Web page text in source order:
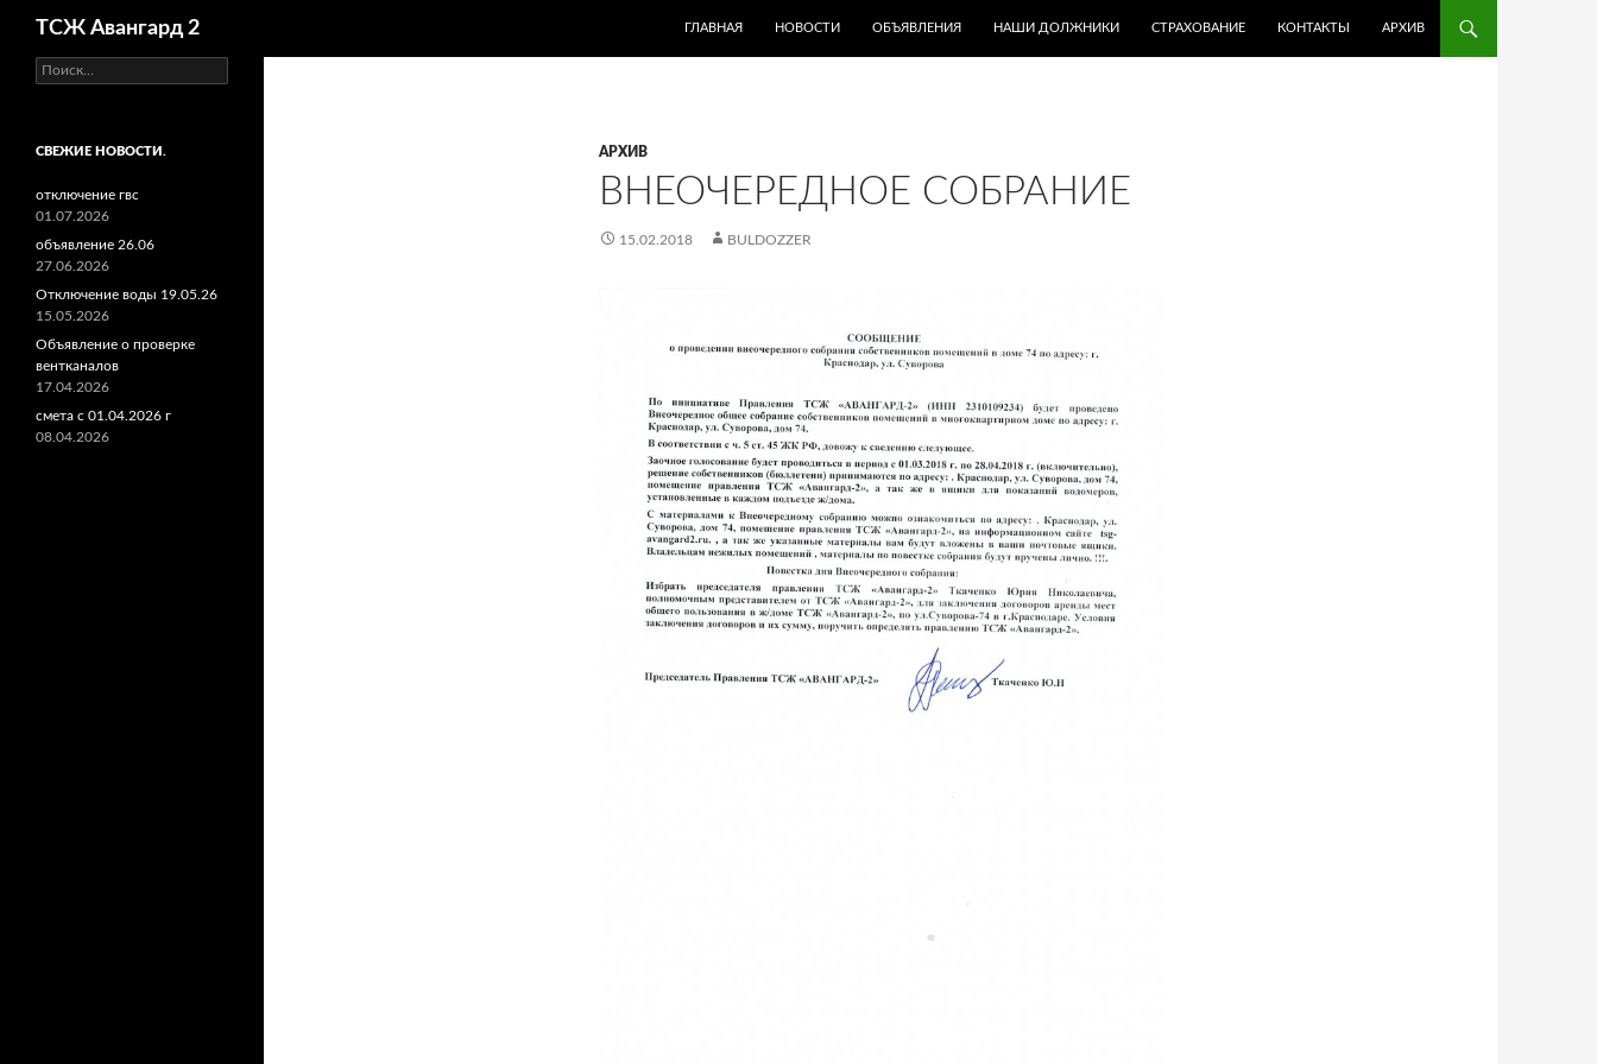
ТСЖ Авангард 2
ГЛАВНАЯ
НОВОСТИ ОБЪЯВЛЕНИЯ НАШИ ДОЛЖНИКИ СТРАХОВАНИЕ КОНТАКТЫ АРХИВ
АРХИВ
ВНЕОЧЕРЕДНОЕ СОБРАНИЕ
15.02.2018 BULDOZZER
Найти:
СВЕЖИЕ НОВОСТИ.
отключение гвс
01.07.2026
объявление 26.06
27.06.2026
Отключение воды 19.05.26
15.05.2026
Объявление о проверке
вентканалов
17.04.2026
смета с 01.04.2026 г
08.04.2026